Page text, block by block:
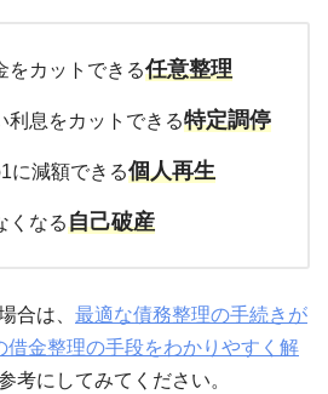
をカットできる任意整理
利息をカットできる特定調停
に減額できる個人再生
くなる自己破産
合は、 最適な債務整理の手続きが
借金整理の手段をわかりやすく解
考にしてみてください。